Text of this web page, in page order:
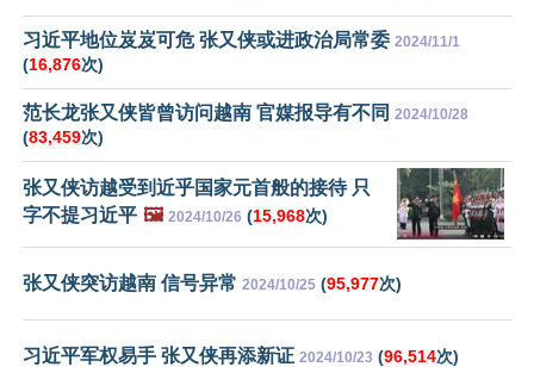
习近平地位岌岌可危 张又侠或进政治局常委 2024/11/1
(16,876次)
范长龙张又侠皆曾访问越南 官媒报导有不同 2024/10/28
(83,459次)
张又侠访越受到近乎国家元首般的接待 只
字不提习近平 🖼️ 2024/10/26 (15,968次)
张又侠突访越南 信号异常 2024/10/25 (95,977次)
习近平军权易手 张又侠再添新证 2024/10/23 (96,514次)